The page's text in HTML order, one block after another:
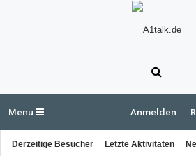
Menu
Derzeitige Besucher Letzte Aktivitäten
Anmelden